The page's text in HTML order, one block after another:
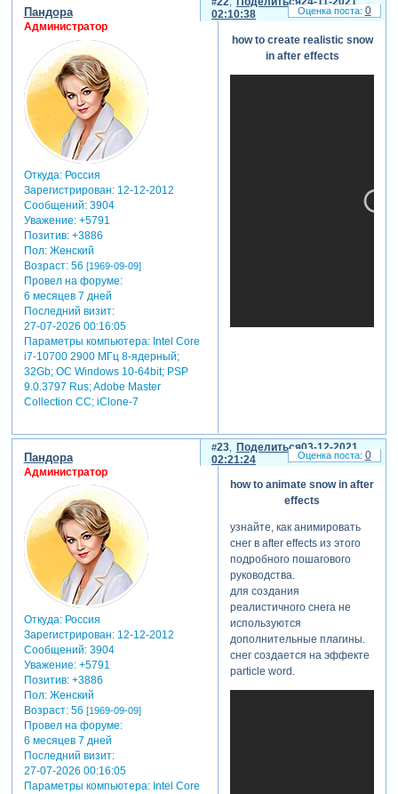
на изображение
02:10:38
Пандора
Администратор
Откуда:Россия
Зарегистрирован: 12-12-2012
Сообщений:3904
Уважение: +5791
Позитив: +3886
Пол:Женский
Возраст:56 [1969-09-09]
Провел на форуме:
6 месяцев 7 дней
Последний визит:
27-07-2026 00:16:05
Параметры компьютера:Intel Core
i7-10700 2900 МГц 8-ядерный;
32Gb; ОС Windows 10-64bit; PSP
9.0.3797 Rus; Adobe Master
Collection СС; iClone-7
how to create realistic snow
in after effects
0
Поделиться
23
03-12-2021
02:21:24
Пандора
Администратор
Откуда:Россия
Зарегистрирован: 12-12-2012
Сообщений:3904
Уважение: +5791
Позитив: +3886
Пол:Женский
Возраст:56 [1969-09-09]
Провел на форуме:
6 месяцев 7 дней
Последний визит:
27-07-2026 00:16:05
Параметры компьютера:Intel Core
how to animate snow in after
effects
узнайте, как анимировать
снег в after effects из этого
подробного пошагового
руководства.
для создания
реалистичного снега не
используются
дополнительные плагины.
снег создается на эффекте
particle word.
0